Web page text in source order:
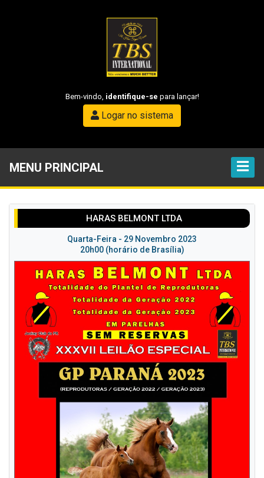
Bem-vindo, identifique-se para lançar!
Logar no sistema
MENU PRINCIPAL
HARAS BELMONT LTDA
Quarta-Feira - 29 Novembro 2023
20h00 (horário de Brasília)